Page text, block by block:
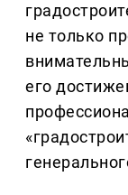
не только
его